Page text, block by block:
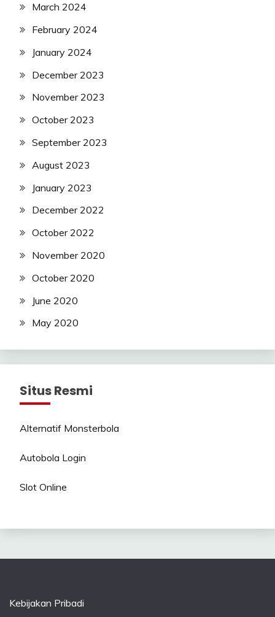
March 2024
February 2024
January 2024
December 2023
November 2023
October 2023
September 2023
August 2023
January 2023
December 2022
October 2022
November 2020
October 2020
June 2020
May 2020
Situs Resmi
Alternatif Monsterbola
Autobola Login
Slot Online
Kebijakan Pribadi